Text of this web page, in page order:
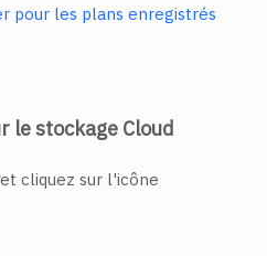
pour les plans enregistrés
le stockage Cloud
et cliquez sur l'icône